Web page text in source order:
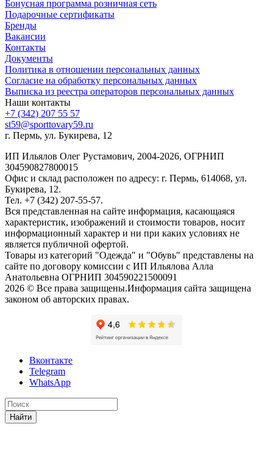
Бонусная программа розничная сеть
Подарочные сертификаты
Бренды
Вакансии
Контакты
Документы
Политика в отношении персональных данных
Согласие на обработку персональных данных
Выписка из реестра операторов персональных данных
Наши контакты
+7 (342) 207 55 57
st59@sporttovary59.ru
г. Пермь, ул. Букирева, 12
ИП Ильялов Олег Рустамович, 2004-2026, ОГРНИП
304590827800015
Офис и склад расположен по адресу: г. Пермь, 614068, ул.
Букирева, 12.
Тел. +7 (342) 207-55-57.
Вся представленная на сайте информация, касающаяся
характеристик, изображений и стоимости товаров, носит
информационный характер и ни при каких условиях не
является публичной офертой.
Товары из категорий "Одежда" и "Обувь" представлены на
сайте по договору комиссии с ИП Ильялова Алла
Анатольевна ОГРНИП 304590221500091
2026 © Все права защищены.Информация сайта защищена
законом об авторских правах.
Вконтакте
Telegram
WhatsApp
Найти